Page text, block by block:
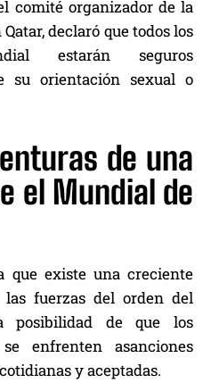
comité organizador de la
declaró que todos los
estarán seguros
su orientación sexual o
de una
el Mundial de
que existe una creciente
fuerzas del orden del
posibilidad de que los
enfrenten asanciones
y aceptadas.